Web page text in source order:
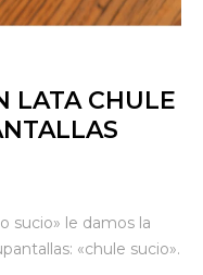
LATA CHULE
sucio» le damos la
«chule sucio».